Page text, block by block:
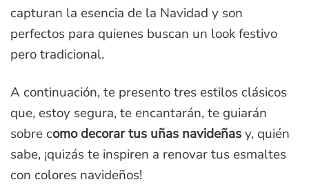
capturan la esencia de la Navidad y son
perfectos para quienes buscan un look festivo
pero tradicional.
A continuación, te presento tres estilos clásicos
que, estoy segura, te encantarán, te guiarán
sobre como decorar tus uñas navideñasy, quién
sabe, ¡quizás te inspiren a renovar tus esmaltes
con colores navideños!